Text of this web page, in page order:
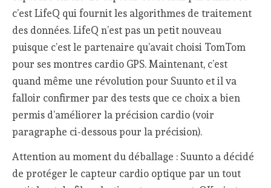
c’est LifeQ qui fournit les algorithmes de traitement
des données. LifeQ n’est pas un petit nouveau
puisque c’est le partenaire qu’avait choisi TomTom
pour ses montres cardio GPS. Maintenant, c’est
quand même une révolution pour Suunto et il va
falloir confirmer par des tests que ce choix a bien
permis d’améliorer la précision cardio (voir
paragraphe ci-dessous pour la précision).
Attention au moment du déballage : Suunto a décidé
de protéger le capteur cardio optique par un tout